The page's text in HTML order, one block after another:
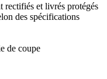
et livrés protégés
des spécifications
de coupe